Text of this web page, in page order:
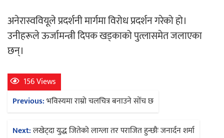
सार्वजनिक
अनेरास्ववियूले प्रदर्शनी मार्गमा विरोध प्रदर्शन गरेको हो।
उनीहरूले ऊर्जामन्त्री दिपक खड्काको पुत्लासमेत जलाएका
छन्।
156 Views
Post
navigation
Previous:भविस्यमा राम्रो चलचित्र बनाउने सोंच छ
Next:लखेट्दा युद्ध जितेको लाग्ला तर पराजित हुन्छौः जनार्दन शर्मा